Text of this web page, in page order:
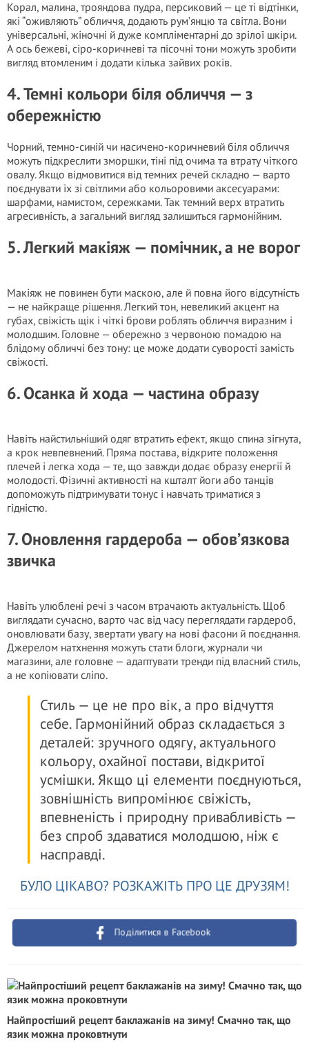
Корал, малина, трояндова пудра, персиковий — це ті відтінки,
які “оживляють” обличчя, додають рум’янцю та світла. Вони
універсальні, жіночні й дуже компліментарні до зрілої шкіри.
А ось бежеві, сіро-коричневі та пісочні тони можуть зробити
вигляд втомленим і додати кілька зайвих років.
4. Темні кольори біля обличчя — з
обережністю
Чорний, темно-синій чи насичено-коричневий біля обличчя
можуть підкреслити зморшки, тіні під очима та втрату чіткого
овалу. Якщо відмовитися від темних речей складно — варто
поєднувати їх зі світлими або кольоровими аксесуарами:
шарфами, намистом, сережками. Так темний верх втратить
агресивність, а загальний вигляд залишиться гармонійним.
5. Легкий макіяж — помічник, а не ворог
Макіяж не повинен бути маскою, але й повна його відсутність
— не найкраще рішення. Легкий тон, невеликий акцент на
губах, свіжість щік і чіткі брови роблять обличчя виразним і
молодшим. Головне — обережно з червоною помадою на
блідому обличчі без тону: це може додати суворості замість
свіжості.
6. Осанка й хода — частина образу
Навіть найстильніший одяг втратить ефект, якщо спина зігнута,
а крок невпевнений. Пряма постава, відкрите положення
плечей і легка хода — те, що завжди додає образу енергії й
молодості. Фізичні активності на кшталт йоги або танців
допоможуть підтримувати тонус і навчать триматися з
гідністю.
7. Оновлення гардероба — обов’язкова
звичка
Навіть улюблені речі з часом втрачають актуальність. Щоб
виглядати сучасно, варто час від часу переглядати гардероб,
оновлювати базу, звертати увагу на нові фасони й поєднання.
Джерелом натхнення можуть стати блоги, журнали чи
магазини, але головне — адаптувати тренди під власний стиль,
а не копіювати сліпо.
Стиль — це не про вік, а про відчуття
себе. Гармонійний образ складається з
деталей: зручного одягу, актуального
кольору, охайної постави, відкритої
усмішки. Якщо ці елементи поєднуються,
зовнішність випромінює свіжість,
впевненість і природну привабливість —
без спроб здаватися молодшою, ніж є
насправді.
БУЛО ЦІКАВО? РОЗКАЖІТЬ ПРО ЦЕ ДРУЗЯМ!
Поділитися в Facebook
Найпростіший рецепт баклажанів на зиму! Смачно так, що
язик можна проковтнути